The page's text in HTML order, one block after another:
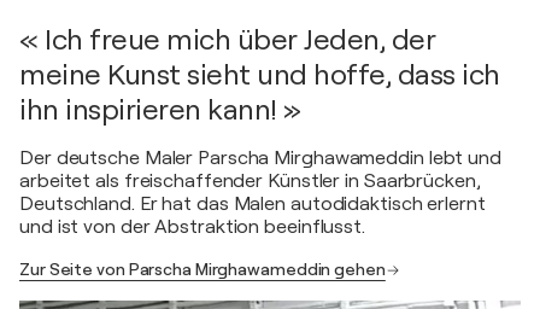
« Ich freue mich über Jeden, der
meine Kunst sieht und hoffe, dass ich
ihn inspirieren kann! »
Der deutsche Maler Parscha Mirghawameddin lebt und
arbeitet als freischaffender Künstler in Saarbrücken,
Deutschland. Er hat das Malen autodidaktisch erlernt
und ist von der Abstraktion beeinflusst.
Zur Seite von Parscha Mirghawameddin gehen